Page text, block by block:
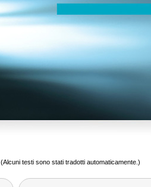
(Alcuni testi sono stati tradotti automaticamente.)